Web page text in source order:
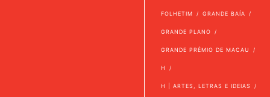
FOLHETIM GRANDE BAÍA
GRANDE PLANO
GRANDE PRÉMIO DE MACAU
H
H | ARTES, LETRAS E IDEIAS